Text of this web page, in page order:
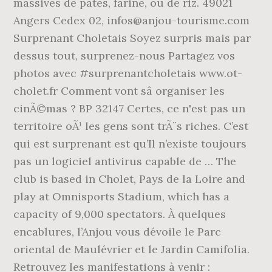
Angers Cedex 02, infos@anjou-tourisme.com
Surprenant Choletais Soyez surpris mais par
dessus tout, surprenez-nous Partagez vos
photos avec #surprenantcholetais www.ot-
cholet.fr Comment vont sâ organiser les
cinÃ©mas ? BP 32147 Certes, ce n'est pas un
territoire oÃ¹ les gens sont trÃ¨s riches. C’est
qui est surprenant est qu’Il n’existe toujours
pas un logiciel antivirus capable de … The
club is based in Cholet, Pays de la Loire and
play at Omnisports Stadium, which has a
capacity of 9,000 spectators. À quelques
encablures, l’Anjou vous dévoile le Parc
oriental de Maulévrier et le Jardin Camifolia.
Retrouvez les manifestations à venir :